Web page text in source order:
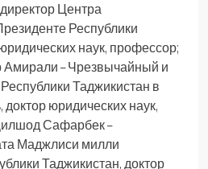
Центра
Республики
наук, профессор;
– Чрезвычайный и
Таджикистан в
юридических наук,
Сафарбек –
Маджлиси милли
Таджикистан, доктор